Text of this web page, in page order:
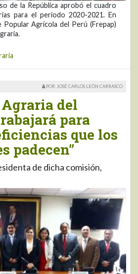
de la República aprobó el cuadro
para el período 2020-2021. En
Agrícola del Perú (Frepap)
POR: JOSÉ CARLOS LEÓN CARRASCO
del
para
que los
padecen”
de dicha comisión,